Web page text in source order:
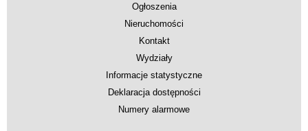
Ogłoszenia
Nieruchomości
Kontakt
Wydziały
Informacje statystyczne
Deklaracja dostępności
Numery alarmowe